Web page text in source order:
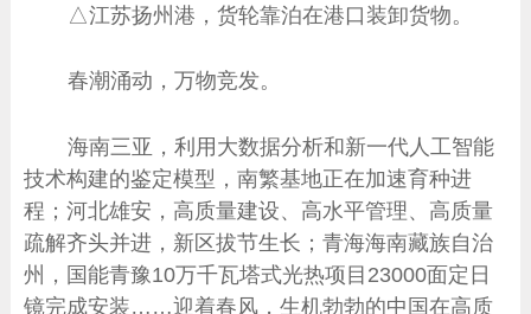
△江苏扬州港，货轮靠泊在港口装卸货物。
春潮涌动，万物竞发。
海南三亚，利用大数据分析和新一代人工智能
技术构建的鉴定模型，南繁基地正在加速育种进
程；河北雄安，高质量建设、高水平管理、高质量
疏解齐头并进，新区拔节生长；青海海南藏族自治
州，国能青豫10万千瓦塔式光热项目23000面定日
镜完成安装……迎着春风，生机勃勃的中国在高质